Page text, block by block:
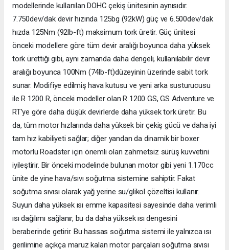
modellerinde kullanılan DOHC çekiş ünitesinin aynısıdır.
7.750dev/dak devir hızında 125bg (92kW) güç ve 6.500dev/dak
hızda 125Nm (92lb-ft) maksimum tork üretir. Güç ünitesi
önceki modellere göre tüm devir aralığı boyunca daha yüksek
tork ürettiği gibi, aynı zamanda daha dengeli, kullanılabilir devir
aralığı boyunca 100Nm (74lb-ft)düzeyinin üzerinde sabit tork
sunar. Modifiye edilmiş hava kutusu ve yeni arka susturucusu
ile R 1200 R, önceki modeller olan R 1200 GS, GS Adventure ve
RT’ye göre daha düşük devirlerde daha yüksek tork üretir. Bu
da, tüm motor hızlarında daha yüksek bir çekiş gücü ve daha iyi
tam hız kabiliyeti sağlar; diğer yandan da dinamik bir boxer
motorlu Roadster için önemli olan zahmetsiz sürüş kuvvetini
iyileştirir. Bir önceki modelinde bulunan motor gibi yeni 1.170cc
ünite de yine hava/sıvı soğutma sistemine sahiptir. Fakat
soğutma sıvısı olarak yağ yerine su/glikol çözeltisi kullanır.
Suyun daha yüksek ısı emme kapasitesi sayesinde daha verimli
ısı dağılımı sağlanır, bu da daha yüksek ısı dengesini
beraberinde getirir. Bu hassas soğutma sistemi ile yalnızca ısı
gerilimine açıkça maruz kalan motor parçaları soğutma sıvısı